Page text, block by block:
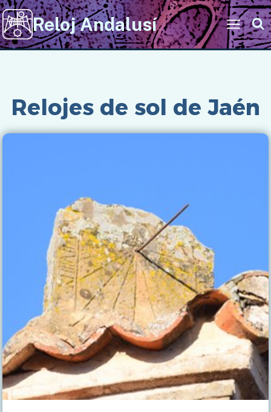
Saltar
al
contenido
Reloj Andalusí
Relojes de sol de Jaén